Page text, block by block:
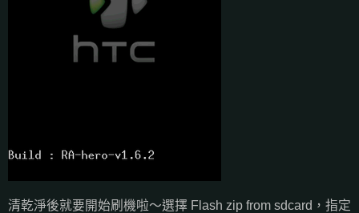
清乾淨後就要開始刷機啦～選擇 Flash zip from sdcard，指定